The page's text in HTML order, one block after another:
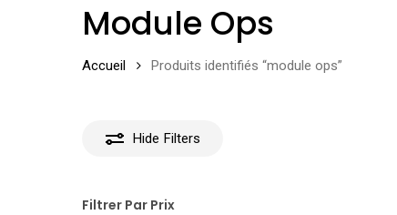
Module Ops
Accueil Produits identifiés “module ops”
Hide Filters
Filtrer Par Prix